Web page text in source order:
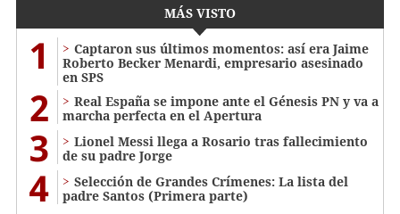
MÁS VISTO
1
Captaron sus últimos momentos: así era Jaime
Roberto Becker Menardi​​​, empresario asesinado
en SPS
2
Real España se impone ante el Génesis PN y va a
marcha perfecta en el Apertura
3
Lionel Messi llega a Rosario tras fallecimiento
de su padre Jorge
4
Selección de Grandes Crímenes: La lista del
padre Santos (Primera parte)